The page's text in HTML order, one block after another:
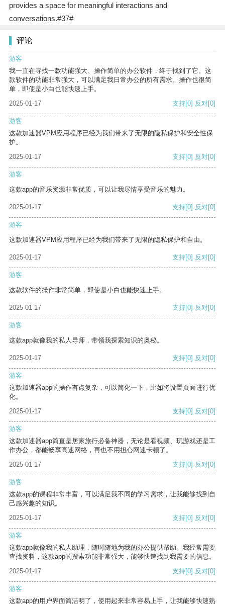
provides a space for meaningful interactions and
conversations.#37#
评论
游客
我一直在寻找一款功能强大、操作简单的办公软件，终于找到了它。这
款软件的功能非常强大，可以满足我日常办公的所有需求。操作也很简
单，即使是小白也能快速上手。
2025-01-17
支持[0] 反对[0]
游客
这款加速器VPM应用程序已经为我们带来了无限的隐私保护和安全性保
护。
2025-01-17
支持[0] 反对[0]
游客
这款app的音乐资源非常优质，可以让我尽情享受音乐的魅力。
2025-01-17 支持[0] 反对[0]
游客
这款加速器VPM应用程序已经为我们带来了无限的隐私保护和自由。
2025-01-17 支持[0] 反对[0]
游客
这款软件的操作非常简单，即使是小白也能快速上手。
2025-01-17 支持[0] 反对[0]
游客
这款app就像我的私人导师，带领我探索知识的奥秘。
2025-01-17 支持[0] 反对[0]
游客
这款加速器app的操作有点复杂，可以简化一下，比如将设置页面进行优
化。
2025-01-17
支持[0] 反对[0]
游客
这款加速器app简直是居家旅行必备神器，无论是看视频、玩游戏还是工
作办公，都能畅享高速网络，再也不用担心网速卡顿了。
2025-01-17
支持[0] 反对[0]
游客
这款app的课程非常丰富，可以满足我不同的学习需求，让我能够找到自
己感兴趣的知识。
2025-01-17
支持[0] 反对[0]
游客
这款app就像我的私人助理，随时随地为我的办公提供帮助。我经常需要
查找资料，这款app的搜索功能非常强大，能够快速找到我需要的信息。
2025-01-17
支持[0] 反对[0]
游客
这款app的用户界面简洁明了，使用起来非常容易上手，让我能够快速熟